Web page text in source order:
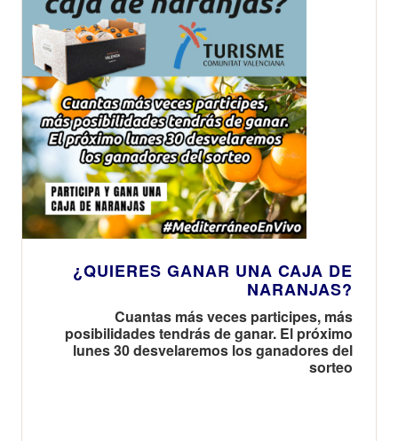
¿QUIERES GANAR UNA CAJA DE
NARANJAS?
Cuantas más veces participes, más
posibilidades tendrás de ganar. El próximo
lunes 30 desvelaremos los ganadores del
sorteo